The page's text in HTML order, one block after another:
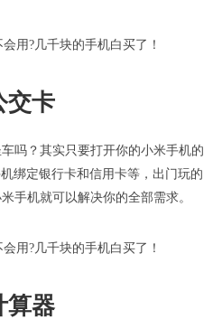
交卡
吗？其实只要打开你的小米手机的
绑定银行卡和信用卡等，出门玩的
手机就可以解决你的全部需求。
算器